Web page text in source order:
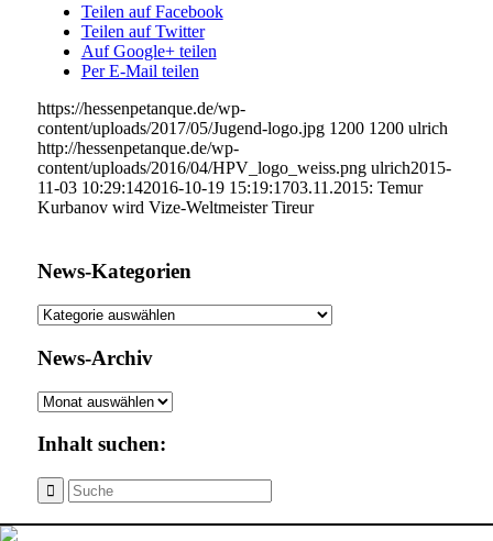
Teilen auf Facebook
Teilen auf Twitter
Auf Google+ teilen
Per E-Mail teilen
https://hessenpetanque.de/wp-
content/uploads/2017/05/Jugend-logo.jpg 1200 1200 ulrich
http://hessenpetanque.de/wp-
content/uploads/2016/04/HPV_logo_weiss.png ulrich2015-
11-03 10:29:142016-10-19 15:19:1703.11.2015: Temur
Kurbanov wird Vize-Weltmeister Tireur
News-Kategorien
News-
News-Archiv
News-
Inhalt suchen: